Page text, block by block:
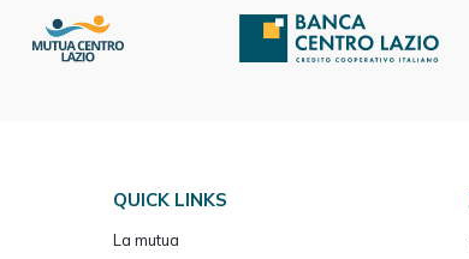
QUICK LINKS
La mutua